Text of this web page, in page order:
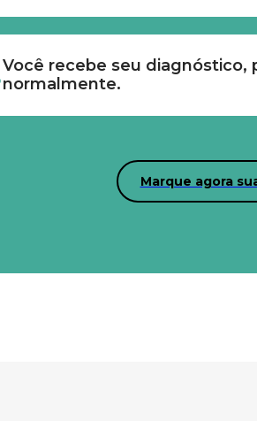
Você recebe seu diagnóstico,
normalmente.
Marque agora